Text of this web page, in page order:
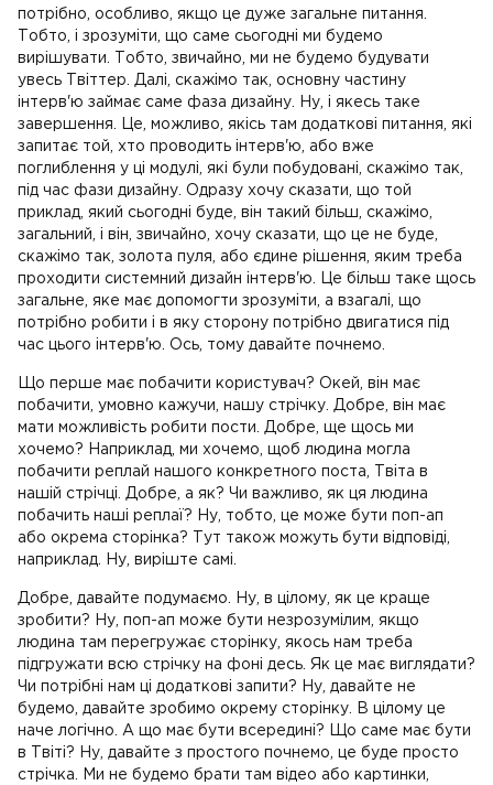
потрібно, особливо, якщо це дуже загальне питання.
Тобто, і зрозуміти, що саме сьогодні ми будемо
вирішувати. Тобто, звичайно, ми не будемо будувати
увесь Твіттер. Далі, скажімо так, основну частину
інтерв'ю займає саме фаза дизайну. Ну, і якесь таке
завершення. Це, можливо, якісь там додаткові питання, які
запитає той, хто проводить інтерв'ю, або вже
поглиблення у ці модулі, які були побудовані, скажімо так,
під час фази дизайну. Одразу хочу сказати, що той
приклад, який сьогодні буде, він такий більш, скажімо,
загальний, і він, звичайно, хочу сказати, що це не буде,
скажімо так, золота пуля, або єдине рішення, яким треба
проходити системний дизайн інтерв'ю. Це більш таке щось
загальне, яке має допомогти зрозуміти, а взагалі, що
потрібно робити і в яку сторону потрібно двигатися під
час цього інтерв'ю. Ось, тому давайте почнемо.
Що перше має побачити користувач? Окей, він має
побачити, умовно кажучи, нашу стрічку. Добре, він має
мати можливість робити пости. Добре, ще щось ми
хочемо? Наприклад, ми хочемо, щоб людина могла
побачити реплай нашого конкретного поста, Твіта в
нашій стрічці. Добре, а як? Чи важливо, як ця людина
побачить наші реплаї? Ну, тобто, це може бути поп-ап
або окрема сторінка? Тут також можуть бути відповіді,
наприклад. Ну, виріште самі.
Добре, давайте подумаємо. Ну, в цілому, як це краще
зробити? Ну, поп-ап може бути незрозумілим, якщо
людина там перегружає сторінку, якось нам треба
підгружати всю стрічку на фоні десь. Як це має виглядати?
Чи потрібні нам ці додаткові запити? Ну, давайте не
будемо, давайте зробимо окрему сторінку. В цілому це
наче логічно. А що має бути всередині? Що саме має бути
в Твіті? Ну, давайте з простого почнемо, це буде просто
стрічка. Ми не будемо брати там відео або картинки,